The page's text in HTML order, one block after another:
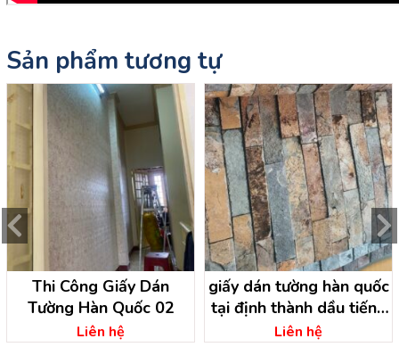
Sản phẩm tương tự
Thi Công Giấy Dán
Tường Hàn Quốc 02
Liên hệ
giấy dán tường hàn quốc
tại định thành dầu tiếng
– bình dương
Liên hệ